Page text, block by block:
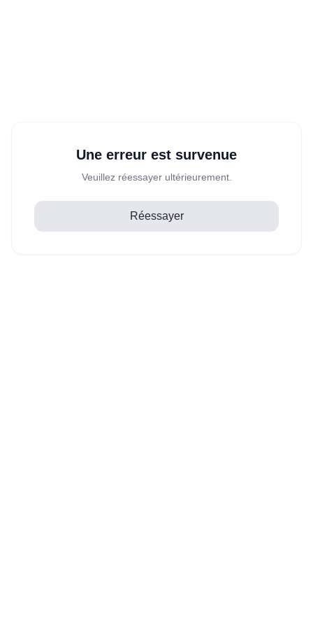
Une erreur est survenue
Veuillez réessayer ultérieurement.
Réessayer